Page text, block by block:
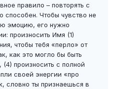
правило – повторять с
Чтобы чувство не
эмоцию, его нужно
произносить Имя (1)
чтобы тебя «перло» от
как это могло бы быть
(4) произносить с полной
своей энергии «про
словно ты признаешься в